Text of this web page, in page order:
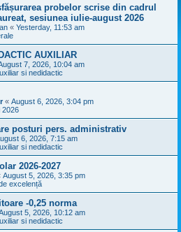
probelor scrise din cadrul
sesiunea iulie-august 2026
« Yesterday, 11:53 am
AUXILIAR
7, 2026, 10:04 am
si nedidactic
« August 6, 2026, 3:04 pm
2026
posturi pers. administrativ
6, 2026, 7:15 am
si nedidactic
2026-2027
August 5, 2026, 3:35 pm
excelență
-0,25 norma
5, 2026, 10:12 am
si nedidactic